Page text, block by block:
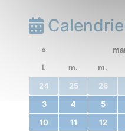
«
l.
m. m.
24 25 26
3 4 5
10 11 12